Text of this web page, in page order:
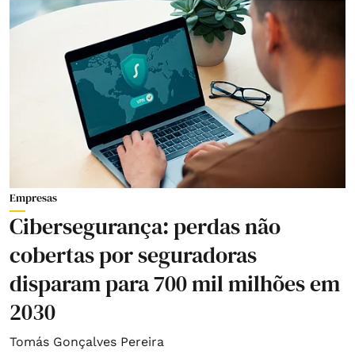
Empresas
Cibersegurança: perdas não
cobertas por seguradoras
disparam para 700 mil milhões em
2030
Tomás Gonçalves Pereira